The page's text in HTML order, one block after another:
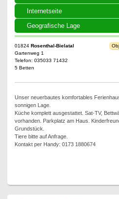
Internetseite
Geografische Lage
01824 Rosenthal-Bielatal
Gartenweg 1
Telefon: 035033 71432
5 Betten
Unser neuerbautes komfortables
sonnigen Lage.
Küche komplett ausgestattet. Sat-TV,
vorhanden. Parkplatz am Haus.
Grundstück.
Tiere bitte auf Anfrage.
Kontakt per Handy: 0173 1880674